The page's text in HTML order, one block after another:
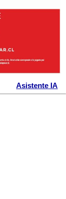
Asistente IA